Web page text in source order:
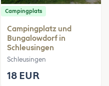
Campingplats
Campingplatz und
Bungalowdorf in
Schleusingen
Schleusingen
18 EUR